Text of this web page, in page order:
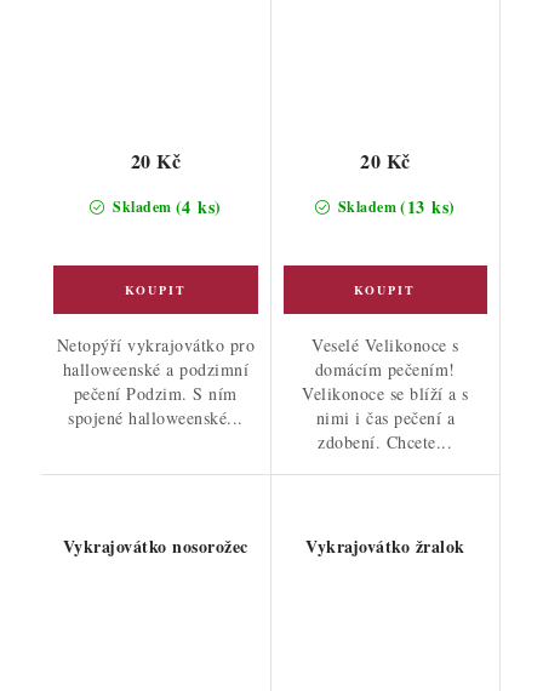
Skladem (4 ks)
20 Kč
Netopýří vykrajovátko pro
halloweenské a podzimní
pečení Podzim. S ním
spojené halloweenské...
Skladem(13 ks)
20 Kč
Veselé Velikonoce s
domácím pečením!
Velikonoce se blíží a s
nimi i čas pečení a
zdobení. Chcete...
Vykrajovátko nosorožec Vykrajovátko žralok